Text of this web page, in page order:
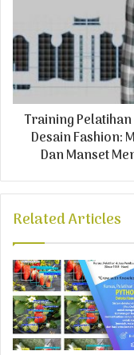
Training
Desain Fashion:
Dan Manset
Related Articles